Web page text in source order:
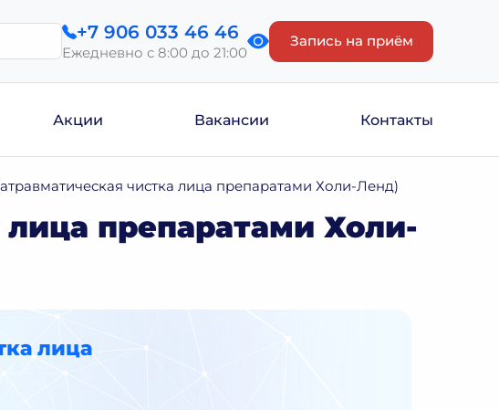
+7 906 033 46 46
Ежедневно с 8:00 до 21:00
Запись на приём
Акции Вакансии Контакты
чистка лица препаратами Холи-Ленд)
препаратами Холи-
лица